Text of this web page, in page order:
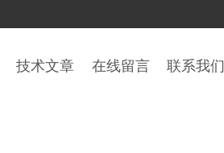
技术文章 在线留言 联系我们